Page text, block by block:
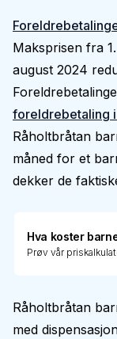
Maksprisen fra
august 2024
foreldrebetaling
Råholtbråtan
måned for et
dekker de
Hva koster
Prøv vår
Råholtbråtan
med